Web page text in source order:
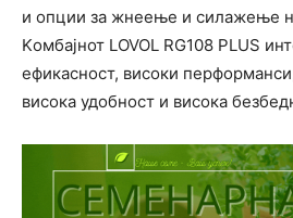
и опции за жнеење и силажење
Kомбајнот LOVOL RG108 PLUS
ефикасност, високи
висока удобност и висока